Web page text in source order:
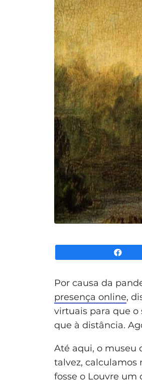
Por causa da
presença online,
virtuais para que o
que à distância.
Até aqui, o museu
talvez, calculamos
fosse o Louvre um